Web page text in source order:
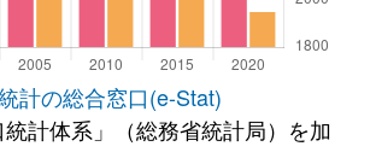
計の総合窓口(e-Stat)
統計体系」（総務省統計局）を加